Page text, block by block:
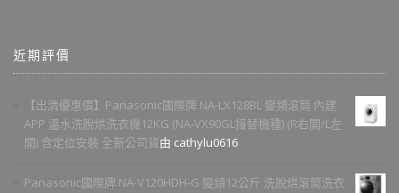
近期評價
【出清優惠價】Panasonic國際牌 NA-LX128BL 變頻滾筒 內建
APP 溫水洗脫烘洗衣機12KG (NA-VX90GL接替機種) (R右開/L左
開) 含定位安裝 全新公司貨由 cathylu0616
Panasonic國際牌 NA-V120HDH-G 變頻12公斤 洗脫烘滾筒洗衣